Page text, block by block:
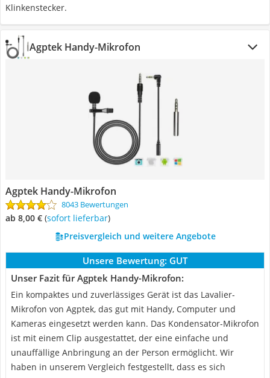
Klinkenstecker.
Agptek Handy-Mikrofon
Agptek Handy-Mikrofon
8043 Bewertungen
ab 8,00 € ( Sofort lieferbar)
Preisvergleich und weitere Angebote
Unsere Bewertung: GUT
Unser Fazit für Agptek Handy-Mikrofon:
Ein kompaktes und zuverlässiges Gerät ist das Lavalier-
Mikrofon von Agptek, das gut mit Handy, Computer und
Kameras eingesetzt werden kann. Das Kondensator-Mikrofon
ist mit einem Clip ausgestattet, der eine einfache und
unauffällige Anbringung an der Person ermöglicht. Wir
haben in unserem Vergleich festgestellt, dass es sich